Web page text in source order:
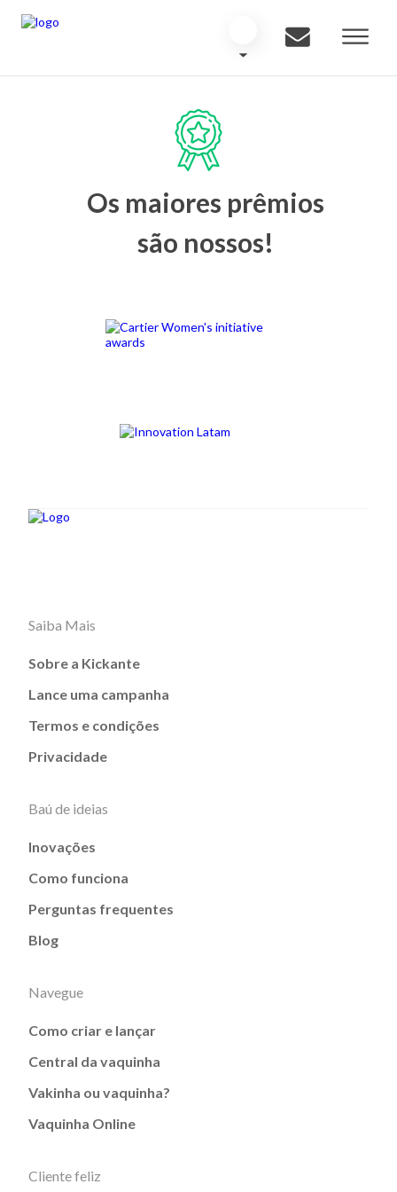
Os maiores prêmios
são nossos!
Saiba Mais
Sobre a Kickante
Lance uma campanha
Termos e condições
Privacidade
Baú de ideias
Inovações
Como funciona
Perguntas frequentes
Blog
Navegue
Como criar e lançar
Central da vaquinha
Vakinha ou vaquinha?
Vaquinha Online
Cliente feliz